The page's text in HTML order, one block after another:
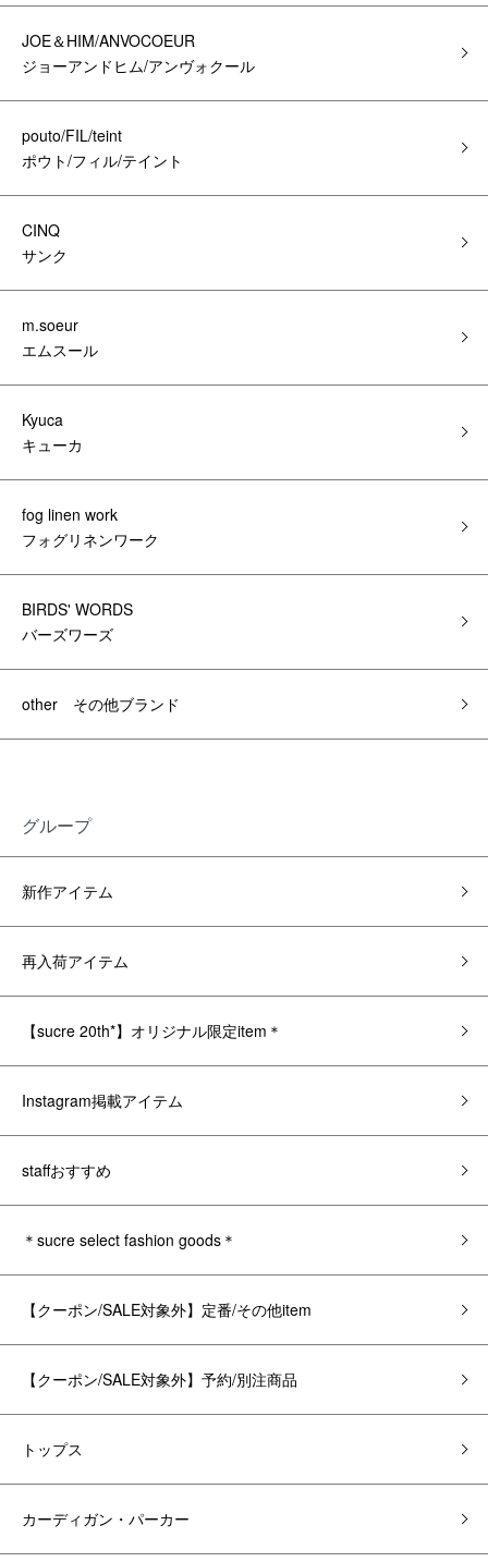
JOE＆HIM/ANVOCOEUR
ジョーアンドヒム/アンヴォクール
pouto/FIL/teint
ポウト/フィル/テイント
CINQ
サンク
m.soeur
エムスール
Kyuca
キューカ
fog linen work
フォグリネンワーク
BIRDS' WORDS
バーズワーズ
other その他ブランド
グループ
新作アイテム
再入荷アイテム
【sucre 20th*】オリジナル限定item＊
Instagram掲載アイテム
staffおすすめ
＊sucre select fashion goods＊
【クーポン/SALE対象外】定番/その他item
【クーポン/SALE対象外】予約/別注商品
トップス
カーディガン・パーカー